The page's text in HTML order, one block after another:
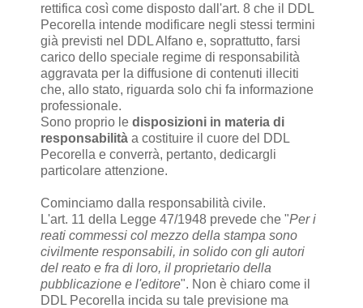
rettifica così come disposto dall'art. 8 che il DDL
Pecorella intende modificare negli stessi termini
già previsti nel DDL Alfano e, soprattutto, farsi
carico dello speciale regime di responsabilità
aggravata per la diffusione di contenuti illeciti
che, allo stato, riguarda solo chi fa informazione
professionale.
Sono proprio le disposizioni in materia di
responsabilità a costituire il cuore del DDL
Pecorella e converrà, pertanto, dedicargli
particolare attenzione.
Cominciamo dalla responsabilità civile.
L'art. 11 della Legge 47/1948 prevede che "Per i
reati commessi col mezzo della stampa sono
civilmente responsabili, in solido con gli autori
del reato e fra di loro, il proprietario della
pubblicazione e l'editore". Non è chiaro come il
DDL Pecorella incida su tale previsione ma